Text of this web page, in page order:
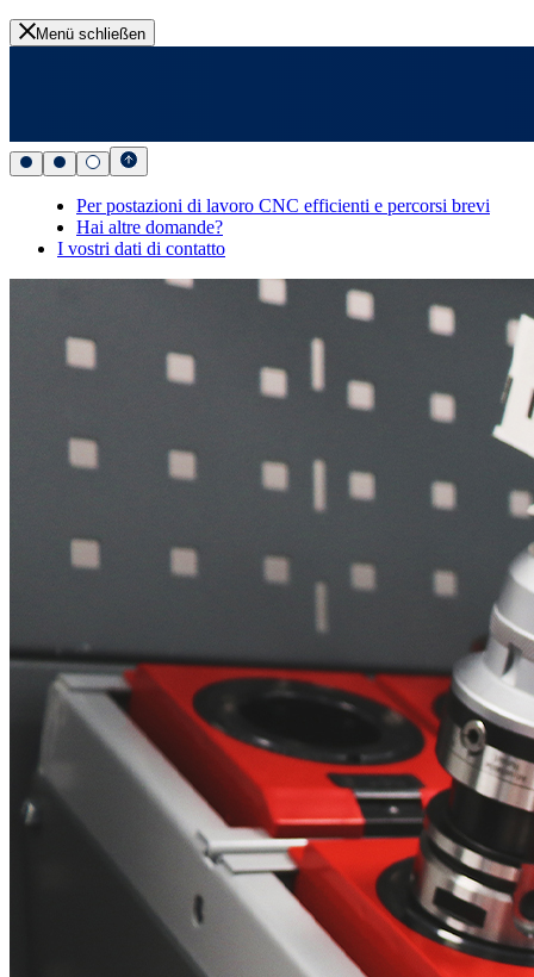
Menü schließen
Per postazioni di lavoro CNC efficienti e percorsi brevi
Hai altre domande?
I vostri dati di contatto